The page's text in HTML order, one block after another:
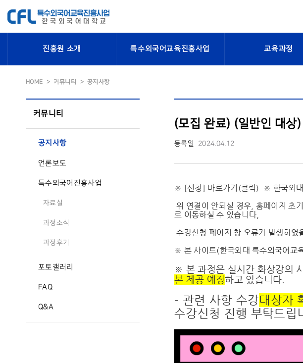
진흥원 소개 특수외국어교육진흥사업 교육과정
HOME 커뮤니티 공지사항
커뮤니티
공지사항
언론보도
특수외국어진흥사업
자료실
과정소식
과정후기
포토갤러리
FAQ
Q&A
(모집 완료) (일반인 대상
등록일 2024.04.12
※ [신청] 바로가기(클릭) ※ 한국외대
위 연결이 안되실 경우, 홈페이지 초
로 이동하실 수 있습니다,
수강신청 페이지 창 오류가 발생하였
※ 본 사이트(한국외대 특수외국어교
※ 본 과정은 실시간 화상강의 시
본 제공 예정하고 있습니다.
- 관련 사항 수강대상자
수강신청 진행 부탁드립